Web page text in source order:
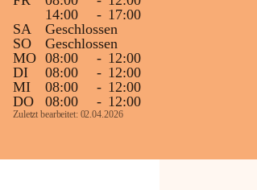
14:00
- 17:00
SA
Geschlossen
SO
Geschlossen
MO 08:00 - 12:00
DI
08:00 - 12:00
MI
08:00 - 12:00
DO
08:00 - 12:00
Zuletzt bearbeitet: 02.04.2026